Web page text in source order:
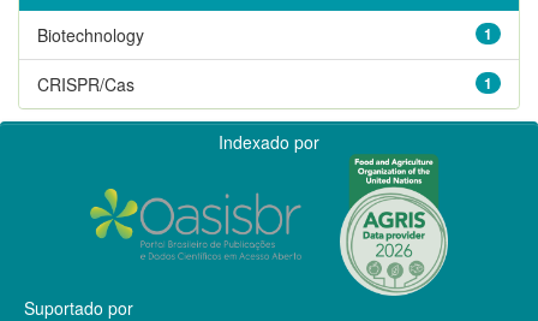
1
Biotechnology
1
CRISPR/Cas
Indexado por
Suportado por